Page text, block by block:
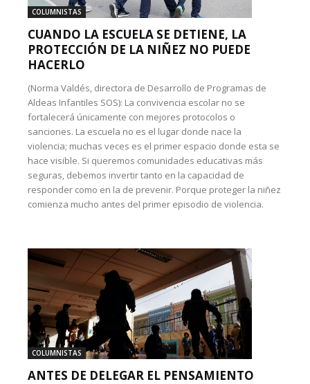
COLUMNISTAS
CUANDO LA ESCUELA SE DETIENE, LA
PROTECCIÓN DE LA NIÑEZ NO PUEDE
HACERLO
(Norma Valdés, directora de Desarrollo de Programas de
Aldeas Infantiles SOS): La convivencia escolar no se
fortalecerá únicamente con mejores protocolos o
sanciones. La escuela no es el lugar donde nace la
violencia; muchas veces es el primer espacio donde esta se
hace visible. Si queremos comunidades educativas más
seguras, debemos invertir tanto en la capacidad de
responder como en la de prevenir. Porque proteger la niñez
comienza mucho antes del primer episodio de violencia.
COLUMNISTAS
ANTES DE DELEGAR EL PENSAMIENTO